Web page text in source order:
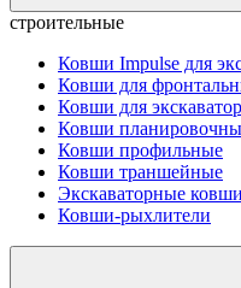
строительные
Ковши Impulse для
Ковши для
Ковши для
Ковши
Ковши профильные
Ковши траншейные
Экскаваторные ковши
Ковши-рыхлители